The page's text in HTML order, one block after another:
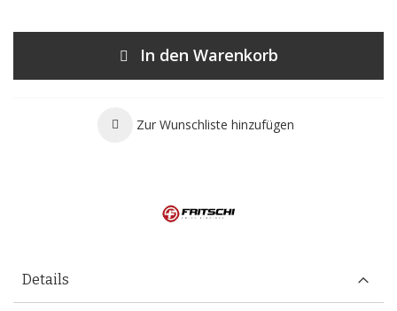
In den Warenkorb
Zur Wunschliste hinzufügen
Details